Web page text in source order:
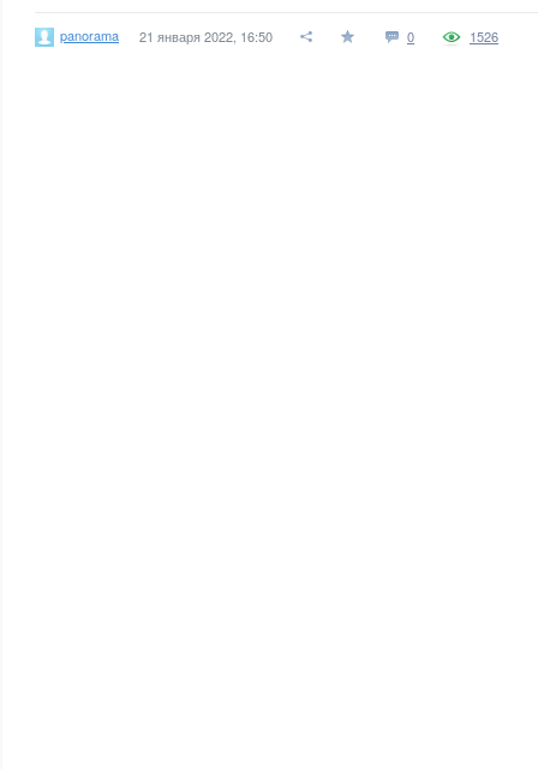
panorama 21 января 2022, 16:50 0 1526